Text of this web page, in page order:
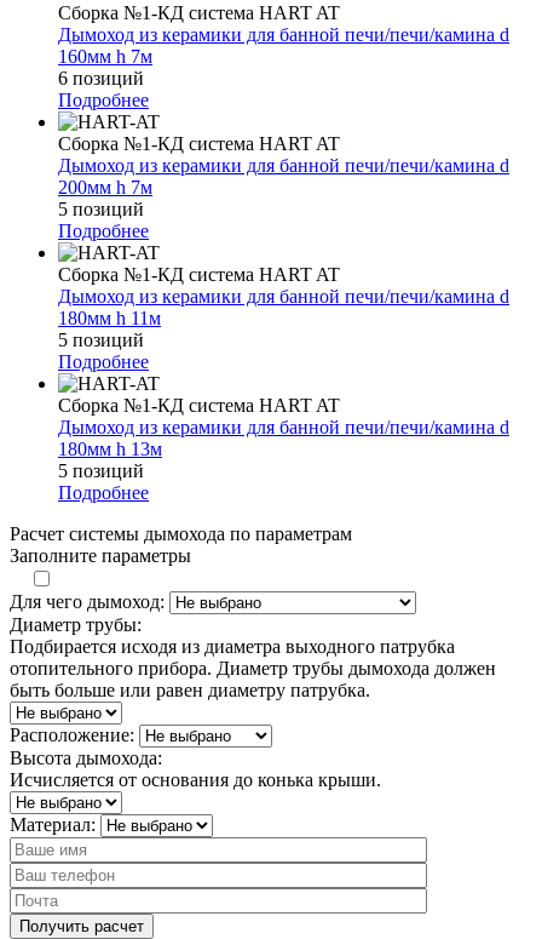
Сборка №1-КД система HART AT
Дымоход из керамики для банной печи/печи/камина d
160мм h 7м
6 позиций
Подробнее
Сборка №1-КД система HART AT
Дымоход из керамики для банной печи/печи/камина d
200мм h 7м
5 позиций
Подробнее
Сборка №1-КД система HART AT
Дымоход из керамики для банной печи/печи/камина d
180мм h 11м
5 позиций
Подробнее
Сборка №1-КД система HART AT
Дымоход из керамики для банной печи/печи/камина d
180мм h 13м
5 позиций
Подробнее
Расчет системы дымохода по параметрам
Заполните параметры
Для чего дымоход:
Диаметр трубы:
Подбирается исходя из диаметра выходного патрубка
отопительного прибора. Диаметр трубы дымохода должен
быть больше или равен диаметру патрубка.
Расположение:
Высота дымохода:
Исчисляется от основания до конька крыши.
Материал: